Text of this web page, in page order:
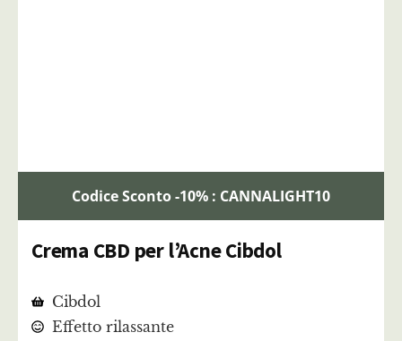
Codice Sconto -10% : CANNALIGHT10
Crema CBD per l’Acne Cibdol
Cibdol
Effetto rilassante